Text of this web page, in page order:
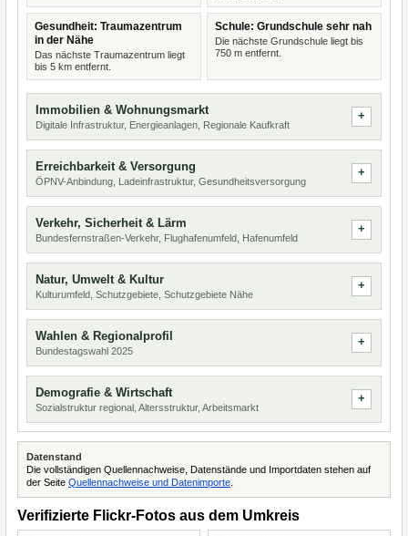
Gesundheit: Traumazentrum
in der Nähe
Das nächste Traumazentrum liegt
bis 5 km entfernt.
Schule: Grundschule sehr nah
Die nächste Grundschule liegt bis
750 m entfernt.
Immobilien & Wohnungsmarkt
Digitale Infrastruktur, Energieanlagen, Regionale Kaufkraft
Erreichbarkeit & Versorgung
ÖPNV-Anbindung, Ladeinfrastruktur, Gesundheitsversorgung
Verkehr, Sicherheit & Lärm
Bundesfernstraßen-Verkehr, Flughafenumfeld, Hafenumfeld
Natur, Umwelt & Kultur
Kulturumfeld, Schutzgebiete, Schutzgebiete Nähe
Wahlen & Regionalprofil
Bundestagswahl 2025
Demografie & Wirtschaft
Sozialstruktur regional, Altersstruktur, Arbeitsmarkt
Datenstand
Die vollständigen Quellennachweise, Datenstände und Importdaten stehen auf
der Seite Quellennachweise und Datenimporte
Verifizierte Flickr-Fotos aus dem Umkreis